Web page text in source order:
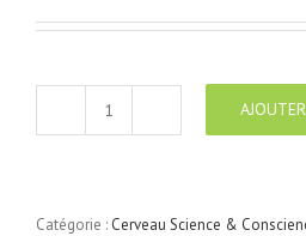
quantité
Catégorie : Cerveau Science &